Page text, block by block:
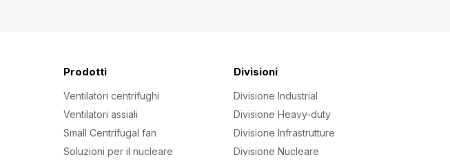
Prodotti
Ventilatori centrifughi
Ventilatori assiali
Small Centrifugal fan
Soluzioni per il nucleare
Divisioni
Divisione Industrial
Divisione Heavy-duty
Divisione Infrastrutture
Divisione Nucleare